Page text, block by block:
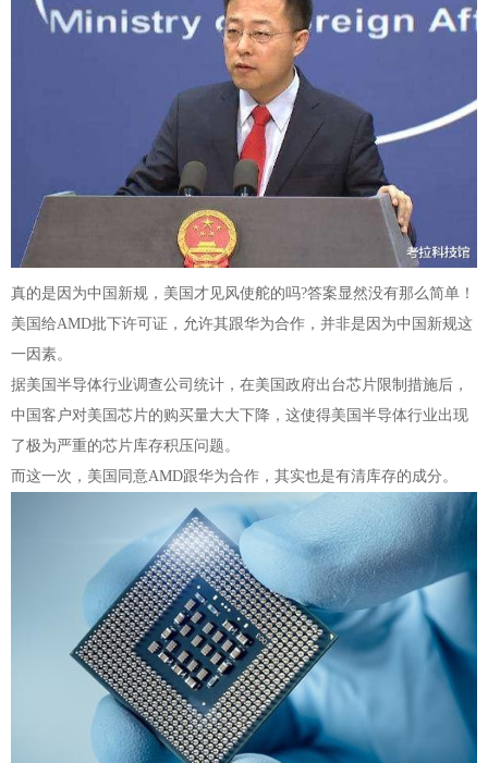
真的是因为中国新规，美国才见风使舵的吗?答案显然没有那么简单！
美国给AMD批下许可证，允许其跟华为合作，并非是因为中国新规这
一因素。
据美国半导体行业调查公司统计，在美国政府出台芯片限制措施后，
中国客户对美国芯片的购买量大大下降，这使得美国半导体行业出现
了极为严重的芯片库存积压问题。
而这一次，美国同意AMD跟华为合作，其实也是有清库存的成分。